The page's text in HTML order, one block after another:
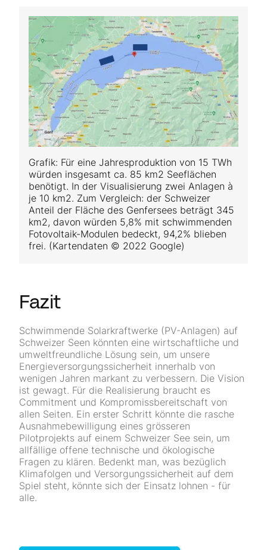
Grafik: Für eine Jahresproduktion von 15 TWh
würden insgesamt ca. 85 km2 Seeflächen
benötigt. In der Visualisierung zwei Anlagen à
je 10 km2. Zum Vergleich: der Schweizer
Anteil der Fläche des Genfersees beträgt 345
km2, davon würden 5,8% mit schwimmenden
Fotovoltaik-Modulen bedeckt, 94,2% blieben
frei. (Kartendaten © 2022 Google)
Fazit
Schwimmende Solarkraftwerke (PV-Anlagen) auf
Schweizer Seen könnten eine wirtschaftliche und
umweltfreundliche Lösung sein, um unsere
Energieversorgungssicherheit innerhalb von
wenigen Jahren markant zu verbessern. Die Vision
ist gewagt. Für die Realisierung braucht es
Commitment und Kompromissbereitschaft von
allen Seiten. Ein erster Schritt könnte die rasche
Ausnahmebewilligung eines grösseren
Pilotprojekts auf einem Schweizer See sein, um
allfällige offene technische und ökologische
Fragen zu klären. Bedenkt man, was bezüglich
Klimafolgen und Versorgungssicherheit auf dem
Spiel steht, könnte sich der Einsatz lohnen - für
alle.